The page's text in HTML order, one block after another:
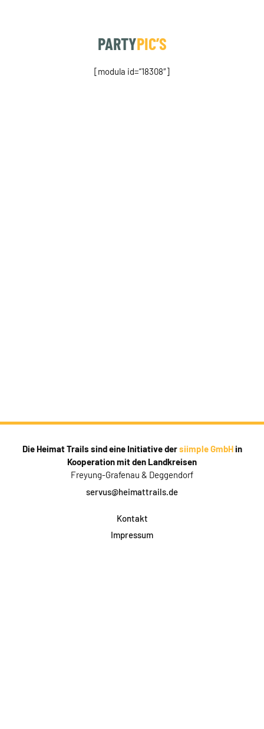
PARTYPIC’S
[modula id=“18308″]
Die Heimat Trails sind eine Initiative dersiimple GmbHin
Kooperation mit den Landkreisen
Freyung-Grafenau & Deggendorf
servus@heimattrails.de
Kontakt
Impressum